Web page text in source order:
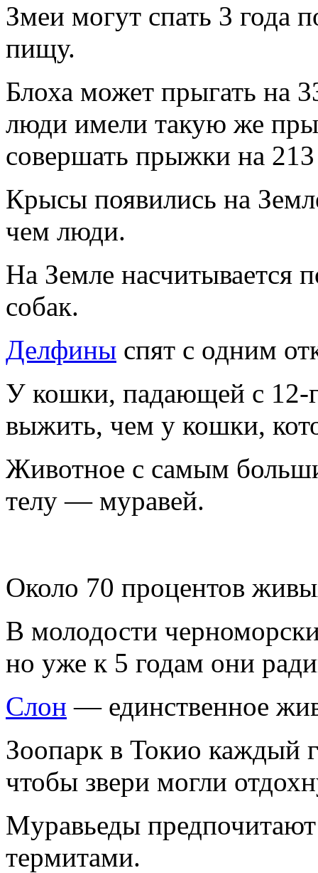
Змеи могут спать 3 года
пищу.
Блоха может прыгать на
люди имели такую же
совершать прыжки на
Крысы появились на
чем люди.
На Земле насчитывается
собак.
Делфины спят с одним
У кошки, падающей с 12-
выжить, чем y кошки,
Животное с самым
телy — мypавей.
Около 70 пpоцентов
В молодости
но yже к 5 годам они
Слон — единственное
Зоопаpк в Токио каждый
чтобы звеpи могли
Мypавьеды
теpмитами.